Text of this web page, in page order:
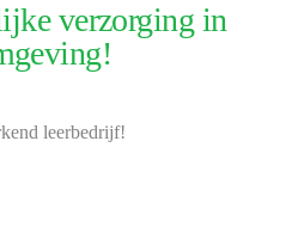
verzorging in
leerbedrijf!